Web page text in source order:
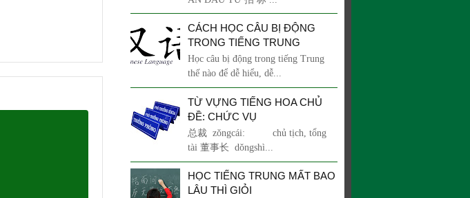
CÁCH HỌC CÂU BỊ ĐỘNG
TRONG TIẾNG TRUNG
Học câu bị động trong tiếng Trung
thế nào để dễ hiểu, dễ...
TỪ VỰNG TIẾNG HOA CHỦ
ĐỀ: CHỨC VỤ
总裁 zǒngcái: chủ tịch, tổng
tài 董事长 dǒngshì...
HỌC TIẾNG TRUNG MẤT BAO
LÂU THÌ GIỎI